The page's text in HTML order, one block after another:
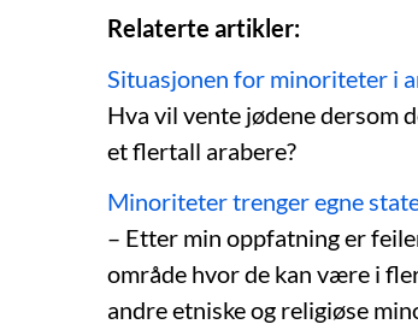
Relaterte artikler:
Situasjonen for minoriteter i
Hva vil vente jødene dersom
et flertall arabere?
Minoriteter trenger egne
– Etter min oppfatning er
område hvor de kan være i
andre etniske og religiøse